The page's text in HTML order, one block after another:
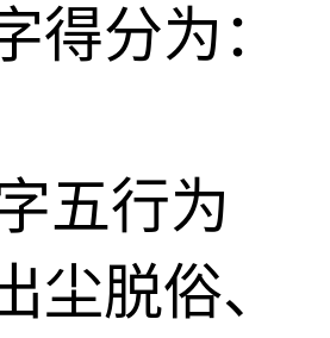
分为：
五行为
尘脱俗、